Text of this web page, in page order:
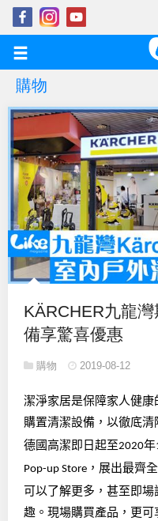
購物
KÄRCHER九龍
備享驚喜優惠
購物 2019-08-12
潔淨家居是保障家人健
購置清潔設備，以徹底
德國高潔即日起至2020年
Pop-up Store ，展出最齊
可以了解更多，甚至即
趣。現場購買產品，更可